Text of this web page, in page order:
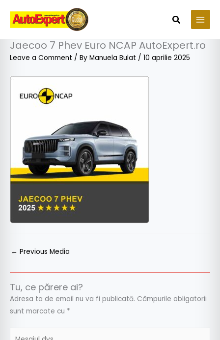
content
Search
Jaecoo 7 Phev Euro NCAP AutoExpert.ro
Leave a Comment / By Manuela Bulat / 10 aprilie 2025
← Previous Media
Tu, ce părere ai?
Adresa ta de email nu va fi publicată. Câmpurile obligatorii
sunt marcate cu *